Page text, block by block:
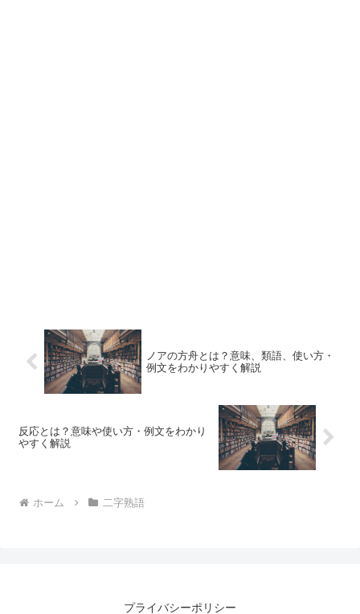
ノアの方舟とは？意味、類語、使い方・
例文をわかりやすく解説
反応とは？意味や使い方・例文をわかり
やすく解説
ホーム 二字熟語
プライバシーポリシー